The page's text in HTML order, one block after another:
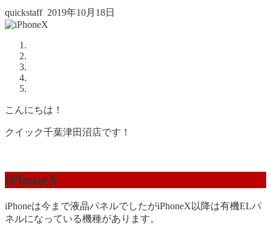
quickstaff 2019年10月18日
こんにちは！
クイック千葉津田沼店です！
iPhoneX
iPhoneは今まで液晶パネルでしたがiPhoneX以降は有機ELパ
ネルになっている機種があります。